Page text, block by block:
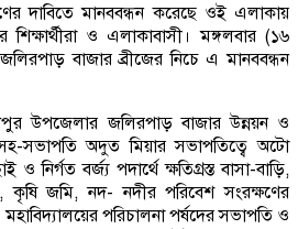
দাবিতে মানববন্ধন করেছে ওই এলাকায়
শিক্ষার্থীরা ও এলাকাবাসী। মঙ্গলবার (১৬
বাজার ব্রীজের নিচে এ মানববন্ধন
উপজেলার জলিরপাড় বাজার উন্নয়ন ও
সহ-সভাপতি অদুত মিয়ার সভাপতিত্বে অটো
নির্গত বর্জ্য পদার্থে ক্ষতিগ্রস্ত বাসা-বাড়ি,
জমি, নদ- নদীর পরিবেশ সংরক্ষণের
মহাবিদ্যালয়ের পরিচালনা পর্ষদের সভাপতি ও